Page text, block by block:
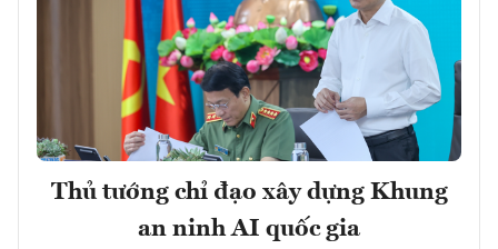
Thủ tướng chỉ đạo xây dựng Khung
an ninh AI quốc gia